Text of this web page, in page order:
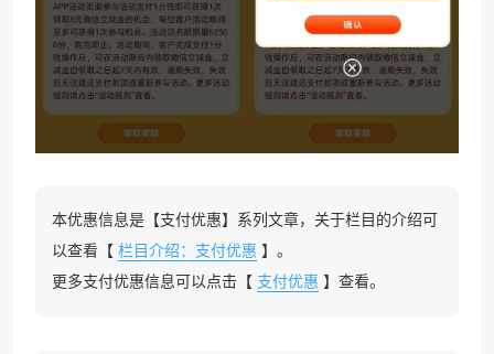
本优惠信息是【支付优惠】系列文章，关于栏目的介绍可
以查看【 栏目介绍：支付优惠 】。
更多支付优惠信息可以点击【 支付优惠 】查看。